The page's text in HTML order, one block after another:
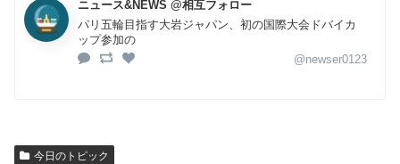
ニュース&NEWS @相互フォロー
パリ五輪目指す大岩ジャパン、初の国際大会ドバイカ
ップ参加の
@newser0123
今日のトピック